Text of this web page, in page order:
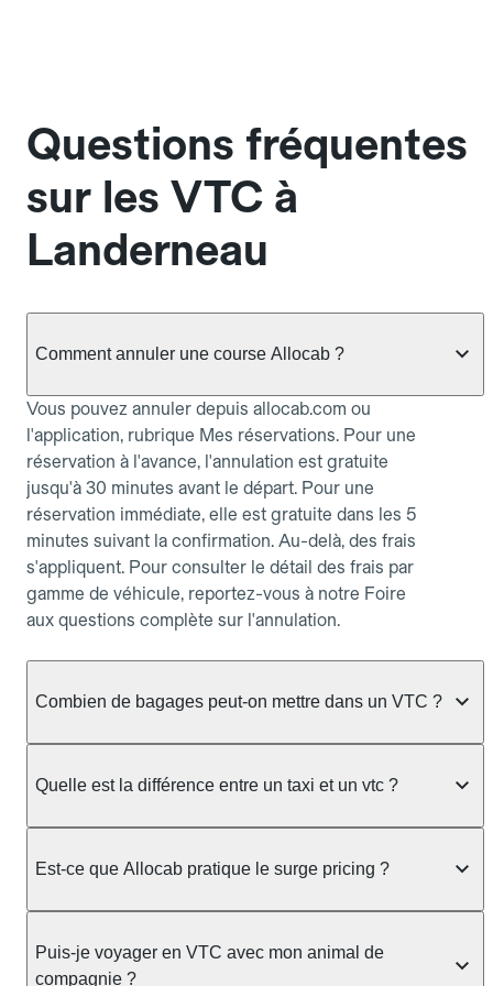
Questions fréquentes
sur les VTC à
Landerneau
Comment annuler une course Allocab ?
Vous pouvez annuler depuis allocab.com ou
l'application, rubrique Mes réservations. Pour une
réservation à l'avance, l'annulation est gratuite
jusqu'à 30 minutes avant le départ. Pour une
réservation immédiate, elle est gratuite dans les 5
minutes suivant la confirmation. Au-delà, des frais
s'appliquent. Pour consulter le détail des frais par
gamme de véhicule, reportez-vous à notre Foire
aux questions complète sur l'annulation.
Combien de bagages peut-on mettre dans un VTC ?
réservée :
Berline, Green, Berline Affaires, VAO : jusqu'à 3
Moto-taxi : jusqu'à 2 bagages cabine TPMR : 1
bagage
Le prix de la course ne change pas selon le
nombre de bagages. Si vous avez des bagages
Quelle est la différence entre un taxi et un vtc ?
dans la rue ou à une station, avec un tarif calculé au
réservation préalable et propose un prix fixe connu
à l'avance, sans mauvaise surprise ni frais cachés.
Chez Allocab, tous les chauffeurs sont des
Est-ce que Allocab pratique le surge pricing ?
prix de votre course est calculé et affiché avant la
validation de la réservation, puis fixé définitivement.
Puis-je voyager en VTC avec mon animal de
compagnie ?